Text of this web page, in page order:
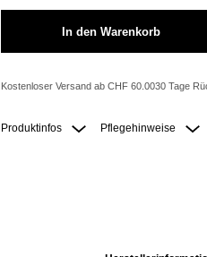
In den Warenkorb
Kostenloser Versand ab CHF 60.0030 Tage
Produktinfos Pflegehinweise